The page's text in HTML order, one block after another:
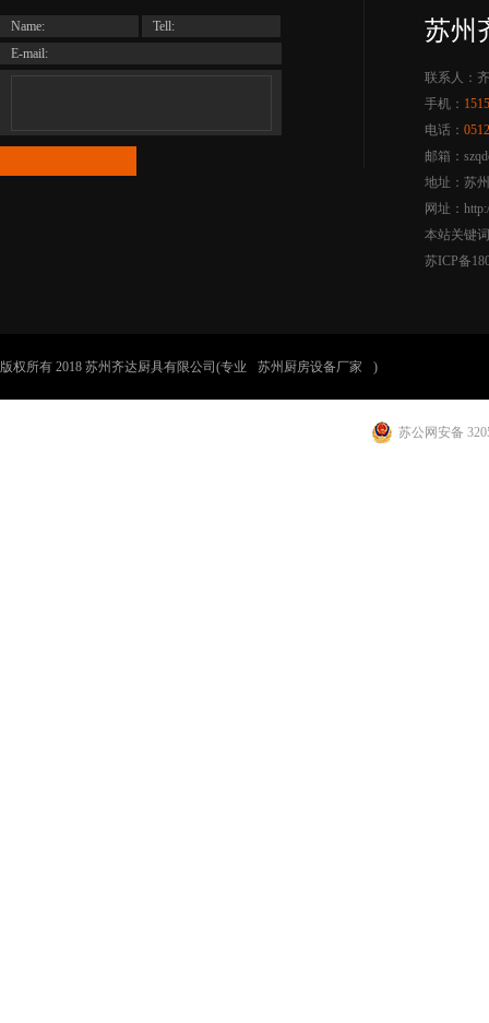
Name:
Tell:
E-mail:
苏州
联系人：
手机：
电话：
邮箱：
地址：苏
网址：
本站关键
苏ICP备
版权所有 2018 苏州齐达厨具有限公司(专业 苏州厨房设备厂家 )
苏公网安备